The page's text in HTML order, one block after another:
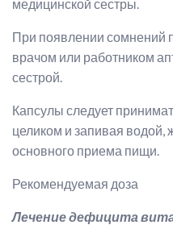
медицинской сестры.
При появлении сомнений
врачом или работником
сестрой.
Капсулы следует
целиком и запивая водой,
основного приема пищи.
Рекомендуемая доза
Лечение дефицита